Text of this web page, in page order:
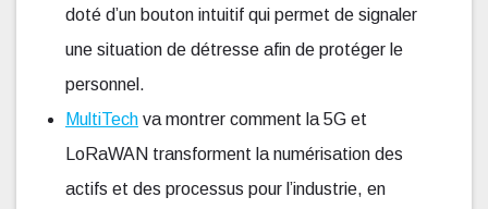
doté d’un bouton intuitif qui permet de signaler
une situation de détresse afin de protéger le
personnel.
MultiTech va montrer comment la 5G et
LoRaWAN transforment la numérisation des
actifs et des processus pour l’industrie, en